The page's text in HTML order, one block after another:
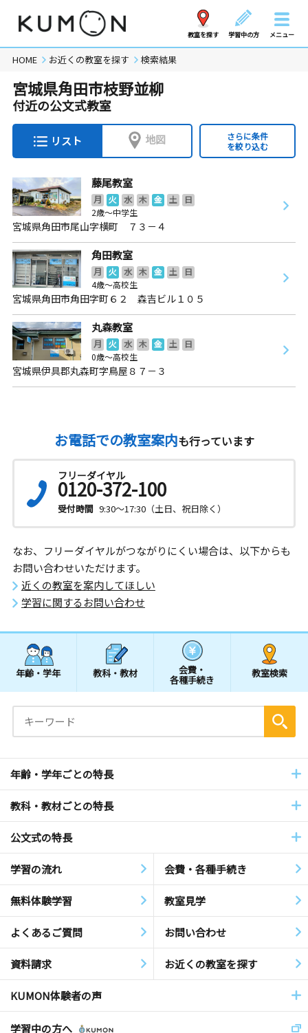
教室を探す 学習中の方 メニュー
HOME お近くの教室を探す 検索結果
宮城県角田市枝野並柳
付近の公文式教室
リスト 地図
さらに条件
を絞り込む
藤尾教室
月 火 水 木 金 土
日
2歳～中学生
宮城県角田市尾山字横町 ７３－４
角田教室
月 火 水 木 金 土
日
4歳～高校生
宮城県角田市角田字町６２ 森吉ビル１０５
丸森教室
月 火 水 木 金 土
日
0歳～高校生
宮城県伊具郡丸森町字鳥屋８７－３
お電話での教室案内も行っています
フリーダイヤル
0120-372-100
受付時間 9:30～17:30（土日、祝日除く）
なお、フリーダイヤルがつながりにくい場合は、以下からも
お問い合わせいただけます。
近くの教室を案内してほしい
学習に関するお問い合わせ
年齢・学年 教科・教材 会費・
各種手続き
教室検索
年齢・学年ごとの特長
教科・教材ごとの特長
公文式の特長
学習の流れ 会費・各種手続き
無料体験学習 教室見学
よくあるご質問 お問い合わせ
資料請求 お近くの教室を探す
KUMON体験者の声
学習中の方へ